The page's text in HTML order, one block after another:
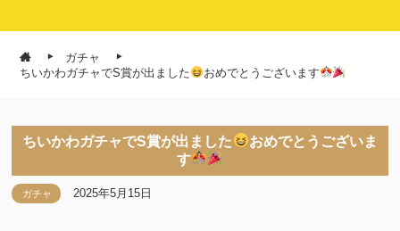
ガチャ
ちいかわガチャでS賞が出ました
おめでとうございます
ちいかわガチャでS賞が出ました
おめでとうございま
す
ガチャ 2025年5月15日